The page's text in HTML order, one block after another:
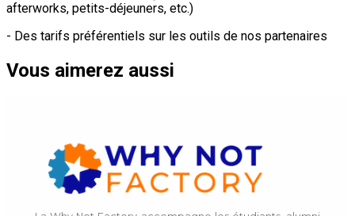
afterworks, petits-déjeuners, etc.)
- Des tarifs préférentiels sur les outils de nos partenaires
Vous aimerez aussi